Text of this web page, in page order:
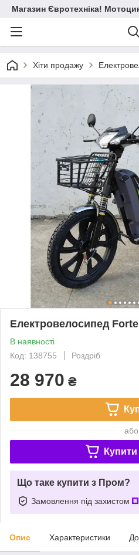
Магазин Євротехніка!
Хіти продажу
Електровелосипед
В наявності
Код: 138755
Роздріб
28 970 ₴
або
Купити
Що таке купити з Пром?
Замовлення під захистом
Опис Характеристики